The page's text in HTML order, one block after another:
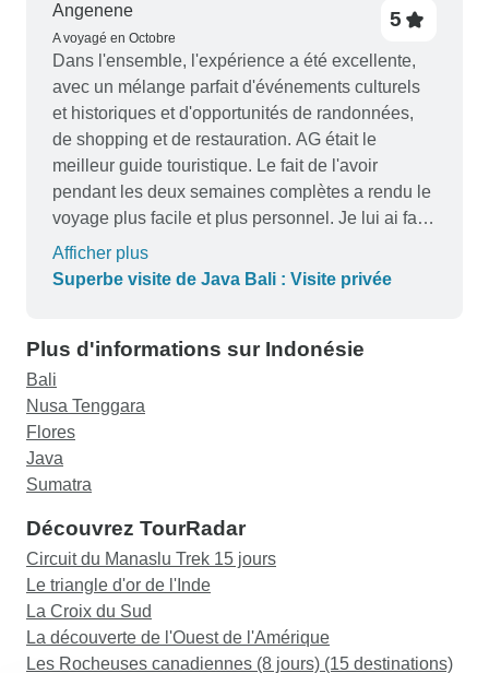
Angenene
A voyagé en Octobre
5
Dans l'ensemble, l'expérience a été excellente,
avec un mélange parfait d'événements culturels
et historiques et d'opportunités de randonnées,
de shopping et de restauration. AG était le
meilleur guide touristique. Le fait de l'avoir
pendant les deux semaines complètes a rendu le
voyage plus facile et plus personnel. Je lui ai fait
part de mes commentaires sur l'itinéraire.
Afficher plus
Superbe visite de Java Bali : Visite privée
Plus d'informations sur Indonésie
Bali
Nusa Tenggara
Flores
Java
Sumatra
Découvrez TourRadar
Circuit du Manaslu Trek 15 jours
Le triangle d'or de l'Inde
La Croix du Sud
La découverte de l'Ouest de l'Amérique
Les Rocheuses canadiennes (8 jours) (15 destinations)